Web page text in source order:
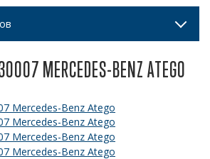
MERCEDES-BENZ ATEGO